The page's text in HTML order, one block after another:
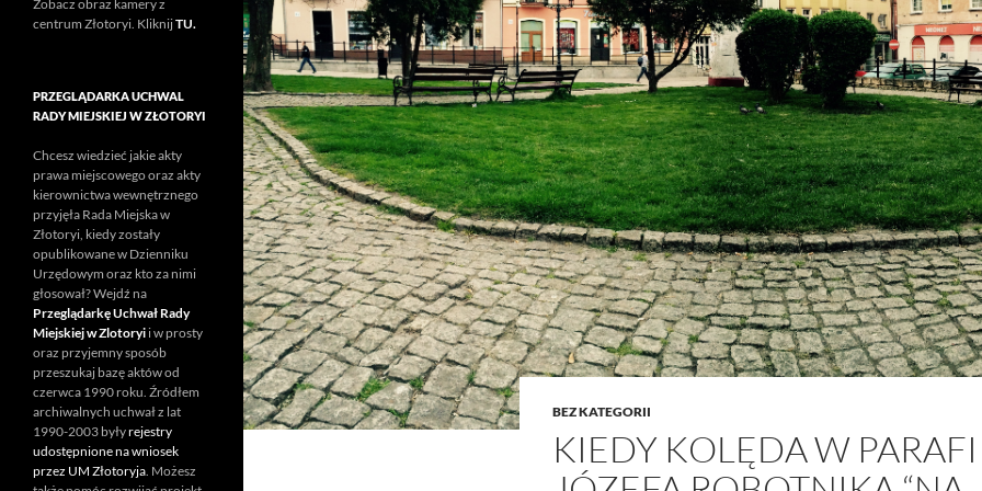
BEZ KATEGORII
KIEDY KOLĘDA W
Zobacz obraz kamery z
centrum Złotoryi. KliknijTU.
PRZEGLĄDARKA UCHWAL
RADY MIEJSKIEJ W ZŁOTORYI
Chcesz wiedzieć jakie akty
prawa miejscowego oraz akty
kierownictwa wewnętrznego
przyjęła Rada Miejska w
Złotoryi, kiedy zostały
opublikowane w Dzienniku
Urzędowym oraz kto za nimi
głosował? Wejdź na
Przeglądarkę Uchwał Rady
Miejskiej w Zlotoryi i w prosty
oraz przyjemny sposób
przeszukaj bazę aktów od
czerwca 1990 roku. Źródłem
archiwalnych uchwał z lat
1990-2003 byłyrejestry
udostępnione na wniosek
przez UM Złotoryja. Możesz